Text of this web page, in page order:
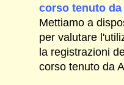
corso tenuto
Mettiamo a
per valutare
la registrazioni
corso tenuto da